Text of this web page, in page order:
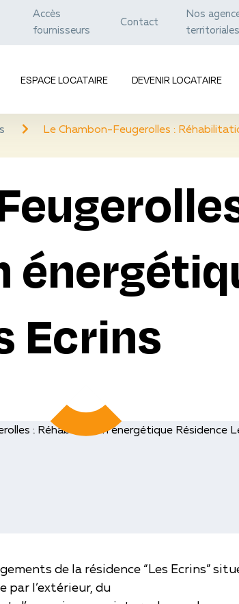
Accès
fournisseurs
Contact
Nos
ESPACE LOCATAIRE DEVENIR LOCATAIRE
Le Chambon-Feugerolles :
Ecrins
de la résidence “Les Ecrins”
par l’extérieur, du